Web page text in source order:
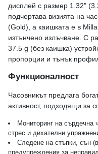
дисплей с размер 1.32"
подчертава визията на
(Gold), а каишката е в
изтънчено излъчване. С
37.5 g (без каишка)
пропорции и тънък
Функционалност
Часовникът предлага
активност, подходящи за
Мониторинг на сърдечна
стрес и дихателни
Следене на стъпки, сън
предупреждения за